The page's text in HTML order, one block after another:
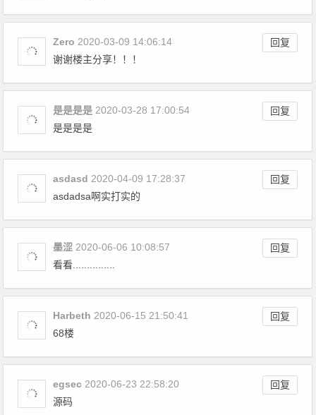
Zero 回复
2020-03-09 14:06:14
谢谢楼主分享！！！
是是是是 回复
2020-03-28 17:00:54
是是是是
asdasd 回复
2020-04-09 17:28:37
asdadsa啊实打实的
墨涩 回复
2020-06-06 10:08:57
看看...............
Harbeth 回复
2020-06-15 21:50:41
68楼
egsec 回复
2020-06-23 22:58:20
源码